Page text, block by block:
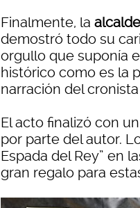
Finalmente, la
demostró todo su
orgullo que suponía
histórico como es la
narración del
El acto finalizó con
por parte del autor.
Espada del Rey” en
gran regalo para